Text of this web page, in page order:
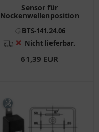
Sensor für
Nockenwellenposition
BTS-141.24.06
❌ Nicht lieferbar.
61,39 EUR